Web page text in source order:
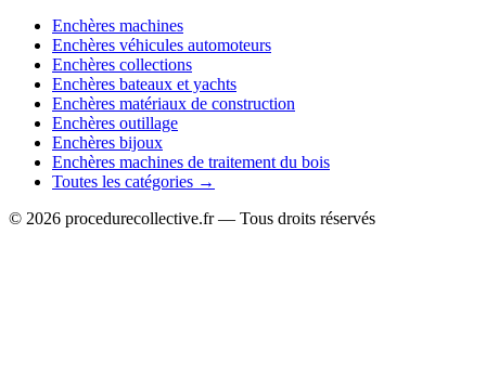
Enchères machines
Enchères véhicules automoteurs
Enchères collections
Enchères bateaux et yachts
Enchères matériaux de construction
Enchères outillage
Enchères bijoux
Enchères machines de traitement du bois
Toutes les catégories →
© 2026 procedurecollective.fr — Tous droits réservés